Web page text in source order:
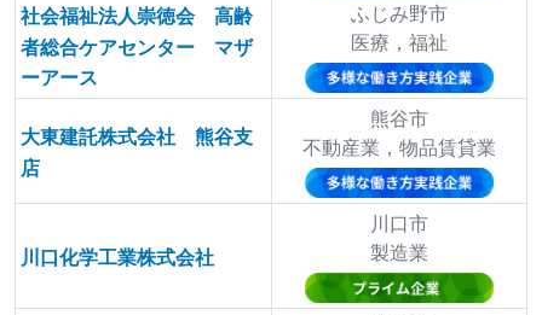
社会福祉法人崇徳会 高齢
者総合ケアセンター マザ
ーアース
ふじみ野市
医療，福祉
大東建託株式会社 熊谷支
店
熊谷市
不動産業，物品賃貸業
川口化学工業株式会社
川口市
製造業